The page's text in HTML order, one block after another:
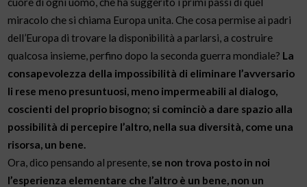
miracolo che si chiama Europa unita. Che cosa permise ai padri
dell’Europa di trovare la disponibilità a parlarsi, a costruire
qualcosa insieme, perfino dopo la seconda guerra mondiale? La
consapevolezza della impossibilità di eliminare l’avversario
li rese meno presuntuosi, meno impermeabili al dialogo,
coscienti del proprio bisogno; si cominciò a dare spazio alla
possibilità di percepire l’altro, nella sua diversità, come una
risorsa, un bene.
Ora, dico pensando al presente, se non trova posto in noi
l’esperienza elementare che l’altro è un bene, non un